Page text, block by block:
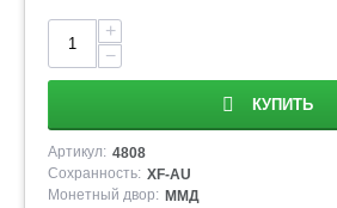
+
−
КУПИТЬ
Артикул: 4808
Сохранность: XF-AU
Монетный двор: ММД